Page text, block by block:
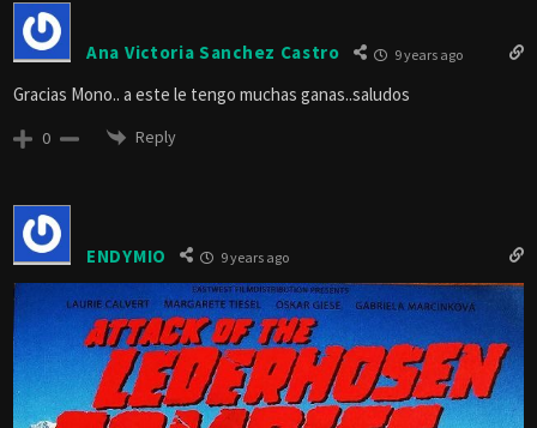
Ana Victoria Sanchez Castro 9 years ago
Gracias Mono.. a este le tengo muchas ganas..saludos
0 Reply
ENDYMIO 9 years ago